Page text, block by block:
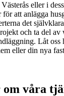
eller i
att anlägga
det
och ta del av
Låt oss
eller din nya
våra